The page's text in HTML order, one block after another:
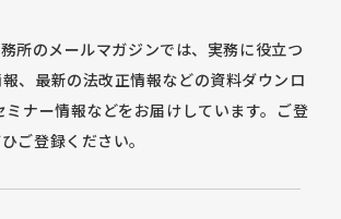
所のメールマガジンでは、実務に役立つ
、最新の法改正情報などの資料ダウンロ
ミナー情報などをお届けしています。ご登
ご登録ください。